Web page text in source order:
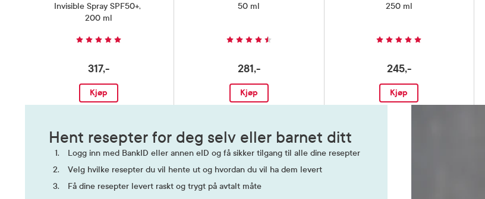
Invisible Spray SPF50+,
200 ml
317,-
Kjøp
50 ml
281,-
Kjøp
250 ml
245,-
Kjøp
Hent resepter for deg selv eller barnet ditt
Logg inn med BankID eller annen eID og få sikker tilgang til alle dine resepter
Velg hvilke resepter du vil hente ut og hvordan du vil ha dem levert
Få dine resepter levert raskt og trygt på avtalt måte